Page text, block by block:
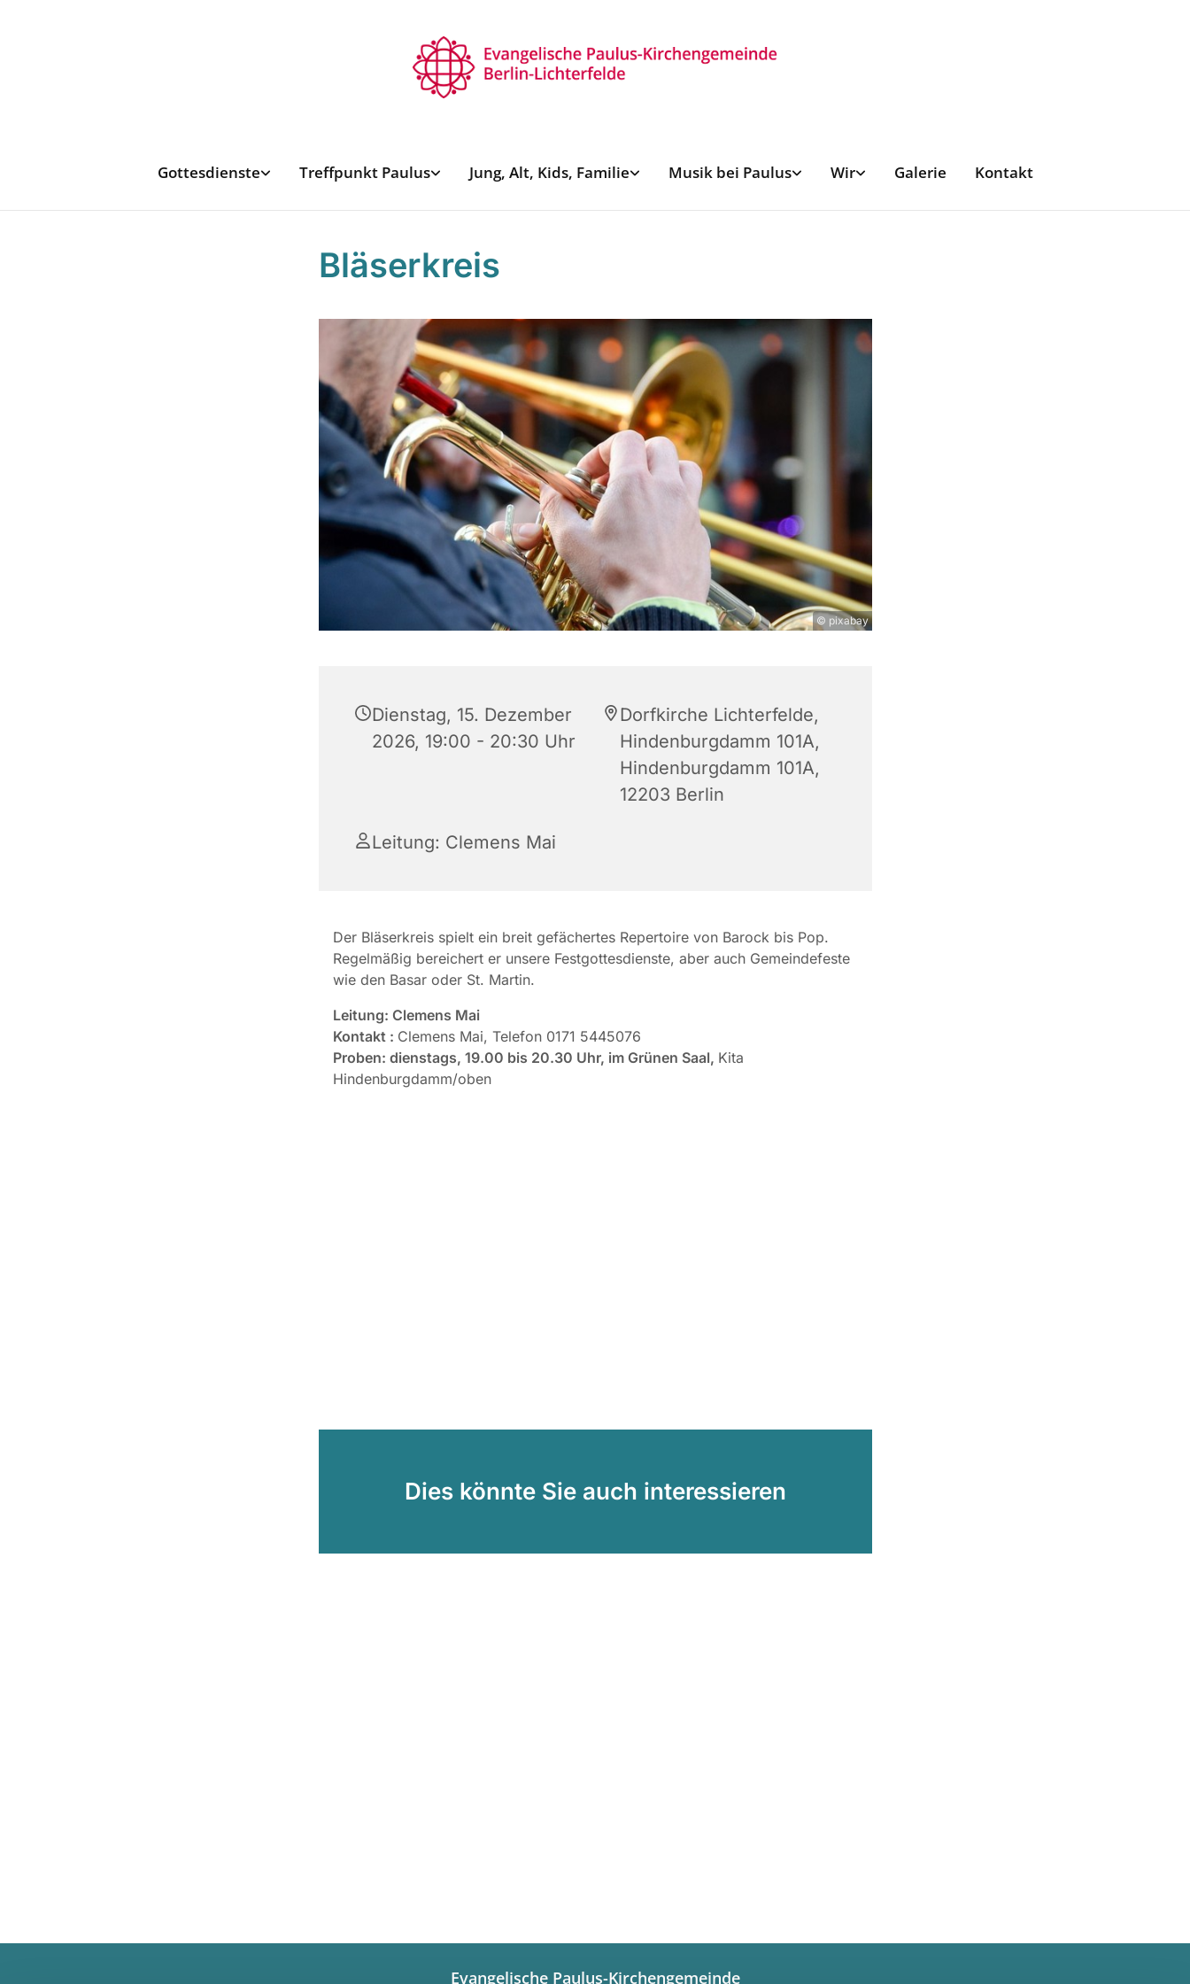
Gottesdienste Treffpunkt Paulus Jung, Alt, Kids, Familie Musik bei Paulus Wir Galerie Kontakt
Bläserkreis
© pixabay
Dienstag, 15. Dezember
2026, 19:00 - 20:30 Uhr
Dorfkirche Lichterfelde,
Hindenburgdamm 101A,
Hindenburgdamm 101A,
12203 Berlin
Leitung: Clemens Mai
Der Bläserkreis spielt ein breit gefächertes Repertoire von Barock bis Pop.
Regelmäßig bereichert er unsere Festgottesdienste, aber auch Gemeindefeste
wie den Basar oder St. Martin.
Leitung: Clemens Mai
Kontakt : Clemens Mai, Telefon 0171 5445076
Proben: dienstags, 19.00 bis 20.30 Uhr, im Grünen Saal, Kita
Hindenburgdamm/oben
Dies könnte Sie auch interessieren
Evangelische Paulus-Kirchengemeinde